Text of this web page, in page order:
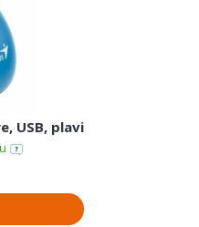
USB, plavi